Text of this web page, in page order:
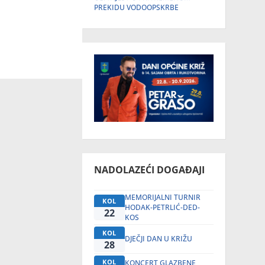
PREKIDU VODOOPSKRBE
NADOLAZEĆI DOGAĐAJI
KOL
22
MEMORIJALNI TURNIR
HODAK-PETRLIĆ-DED-
KOS
KOL
28 DJEČJI DAN U KRIŽU
KOL
KONCERT GLAZBENE